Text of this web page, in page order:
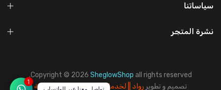
سياساتنا
نشرة المتجر
Copyright © 2026 SheglowShop all rights reserved.
تصميم و تطوير رواد || لخدمات وحلول الويب المتكاملة
1